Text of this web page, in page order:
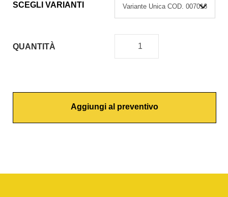
SCEGLI VARIANTI
QUANTITÀ
C
T
C
P
Aggiungi al preventivo